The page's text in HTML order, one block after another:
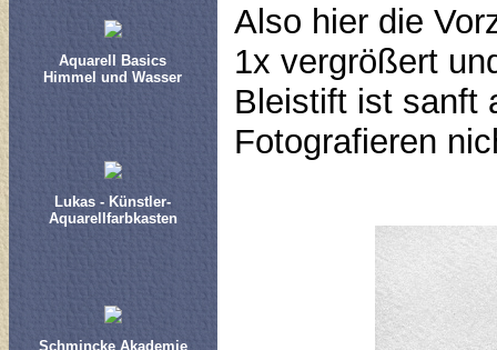
Aquarell Basics
Himmel und Wasser
Lukas - Künstler-
Aquarellfarbkasten
Schmincke Akademie
Also hier die
1x vergrößert
Bleistift ist sanft
Fotografieren